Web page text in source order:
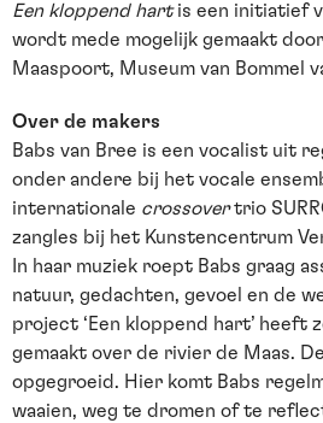
Een kloppend hartis een initiatief
wordt mede mogelijk gemaakt
Maaspoort, Museum van Bommel
Over de makers
Babs van Bree is een vocalist uit
onder andere bij het vocale
internationale crossovertrio
zangles bij het Kunstencentrum
In haar muziek roept Babs graag
natuur, gedachten, gevoel en de
project ‘Een kloppend hart’ heeft
gemaakt over de rivier de Maas.
opgegroeid. Hier komt Babs
waaien, weg te dromen of te